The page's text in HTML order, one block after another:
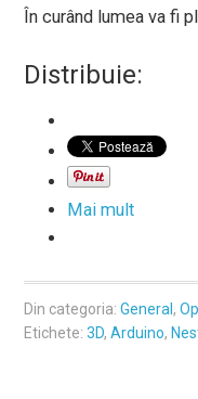
În curând lumea va fi
Distribuie:
Mai mult
Din categoria:General ,
Etichete:3D,Arduino,